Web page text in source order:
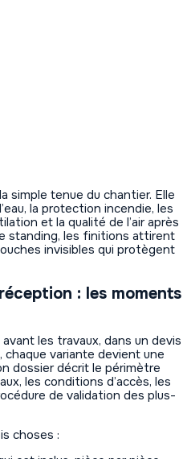
simple tenue du chantier. Elle
la protection incendie, les
et la qualité de l’air après
standing, les finitions attirent
invisibles qui protègent
: les moments
les travaux, dans un devis
variante devient une
dossier décrit le périmètre
les conditions d’accès, les
de validation des plus-
choses :